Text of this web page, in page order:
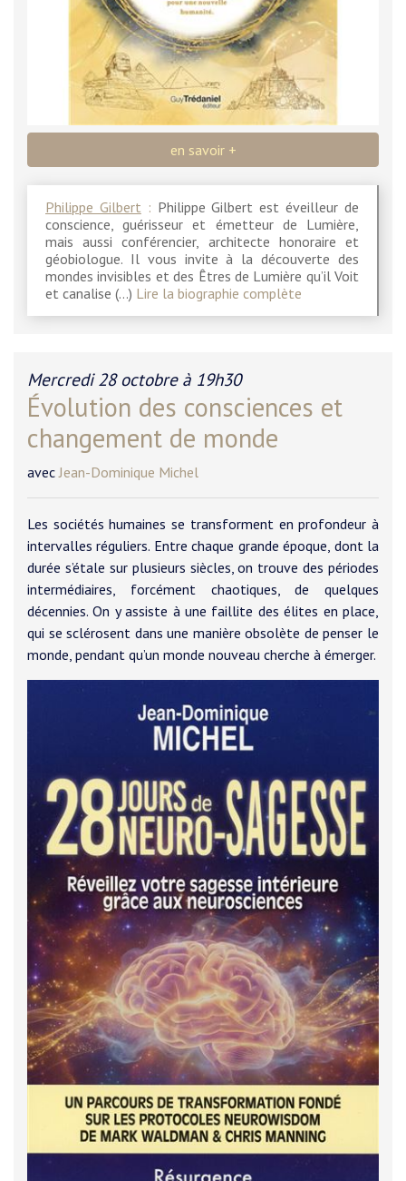
en savoir +
Philippe Gilbert : Philippe Gilbert est éveilleur de
conscience, guérisseur et émetteur de Lumière,
mais aussi conférencier, architecte honoraire et
géobiologue. Il vous invite à la découverte des
mondes invisibles et des Êtres de Lumière qu’il Voit
et canalise (…) Lire la biographie complète
Mercredi 28 octobre à 19h30
Évolution des consciences et
changement de monde
avecJean-Dominique Michel
Les sociétés humaines se transforment en profondeur à
intervalles réguliers. Entre chaque grande époque, dont la
durée s’étale sur plusieurs siècles, on trouve des périodes
intermédiaires, forcément chaotiques, de quelques
décennies. On y assiste à une faillite des élites en place,
qui se sclérosent dans une manière obsolète de penser le
monde, pendant qu’un monde nouveau cherche à émerger.